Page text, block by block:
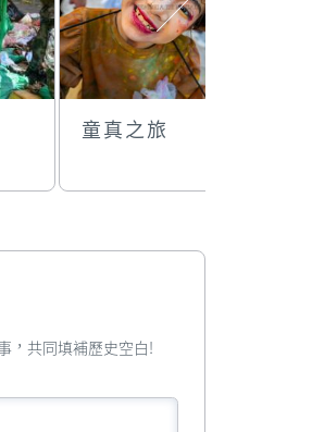
童真之旅
，共同填補歷史空白!